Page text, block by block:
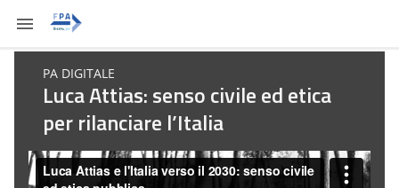
PA DIGITALE
Luca Attias: senso civile ed etica
per rilanciare l’Italia